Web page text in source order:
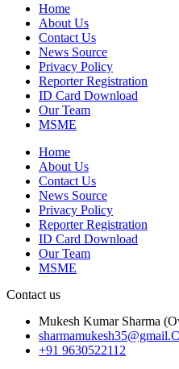
Home
About Us
Contact Us
News Source
Privacy Policy
Reporter Registration
ID Card Download
Our Team
MSME
Home
About Us
Contact Us
News Source
Privacy Policy
Reporter Registration
ID Card Download
Our Team
MSME
Contact us
Mukesh Kumar Sharma
+91 9630522112